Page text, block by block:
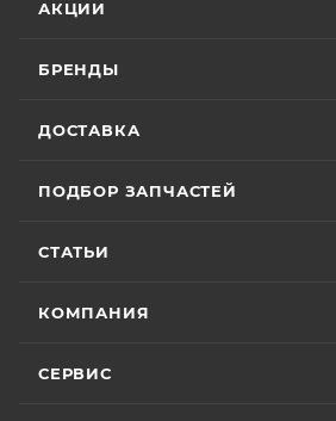
АКЦИИ
БРЕНДЫ
ДОСТАВКА
ПОДБОР ЗАПЧАСТЕЙ
СТАТЬИ
КОМПАНИЯ
СЕРВИС